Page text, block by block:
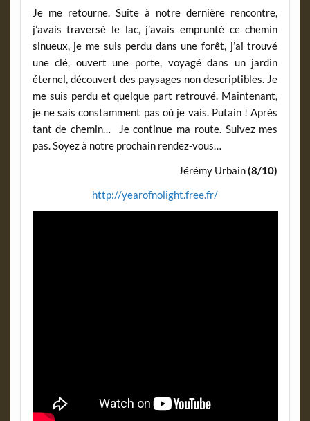
Je me retourne. Suite à notre dernière rencontre,
j’avais traversé le lac, j’avais emprunté ce chemin
sinueux, je me suis perdu dans une forêt, j’ai trouvé
une clé, ouvert une porte, voyagé dans un jardin
éternel, découvert des paysages non descriptibles. Je
me suis perdu et quelque part retrouvé. Maintenant,
je ne sais constamment pas où je vais. Putain ! Après
tant de chemin… Je continue ma route. Suivez mes
pas. Soyez à notre prochain rendez-vous…
Jérémy Urbain(8/10)
http://yearofnolight.free.fr/